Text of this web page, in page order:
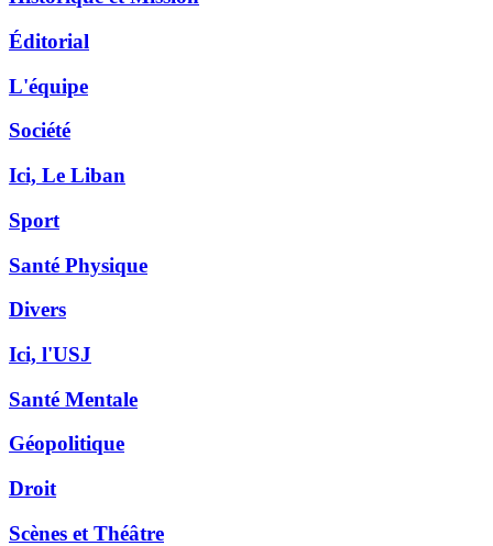
Éditorial
L'équipe
Société
Ici, Le Liban
Sport
Santé Physique
Divers
Ici, l'USJ
Santé Mentale
Géopolitique
Droit
Scènes et Théâtre